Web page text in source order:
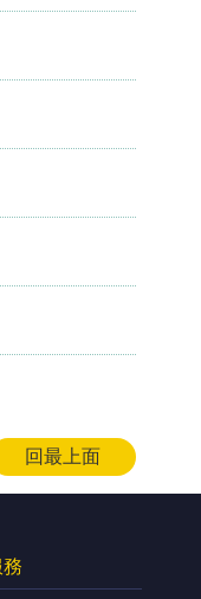
回最上面